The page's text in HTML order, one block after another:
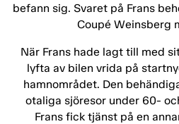
befann sig. Svaret på Frans
Coupé Weinsberg
När Frans hade lagt till med
lyfta av bilen vrida på
hamnområdet. Den
otaliga sjöresor under 60-
Frans fick tjänst på en